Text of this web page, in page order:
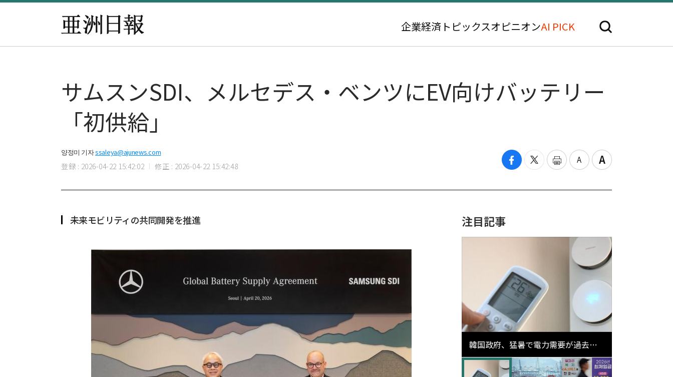
企業経済 トピックスオピニオンAI PICK
サムスンSDI、メルセデス・ベンツにEV向けバッテリー
「初供給」
양정미 기자ssaleya@ajunews.com
登録 : 2026-04-22 15:42:02 修正 : 2026-04-22 15:42:48
未来モビリティの共同開発を推進 注目記事
韓国政府、猛暑で電力需要が過去最
高更新の可能性に需給対応体制を点